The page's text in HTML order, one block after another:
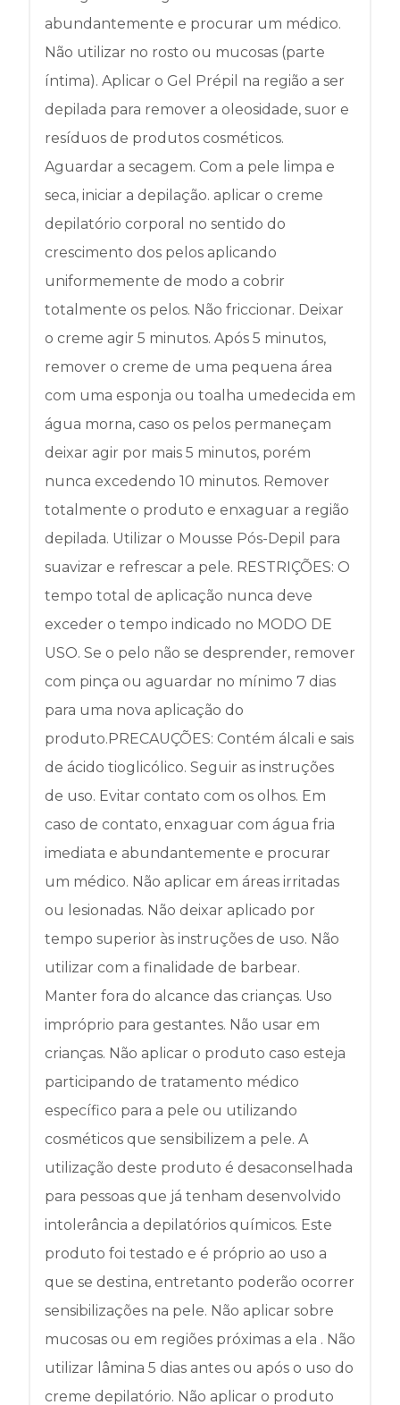
abundantemente e procurar um médico.
Não utilizar no rosto ou mucosas (parte
íntima). Aplicar o Gel Prépil na região a ser
depilada para remover a oleosidade, suor e
resíduos de produtos cosméticos.
Aguardar a secagem. Com a pele limpa e
seca, iniciar a depilação. aplicar o creme
depilatório corporal no sentido do
crescimento dos pelos aplicando
uniformemente de modo a cobrir
totalmente os pelos. Não friccionar. Deixar
o creme agir 5 minutos. Após 5 minutos,
remover o creme de uma pequena área
com uma esponja ou toalha umedecida em
água morna, caso os pelos permaneçam
deixar agir por mais 5 minutos, porém
nunca excedendo 10 minutos. Remover
totalmente o produto e enxaguar a região
depilada. Utilizar o Mousse Pós-Depil para
suavizar e refrescar a pele. RESTRIÇÕES: O
tempo total de aplicação nunca deve
exceder o tempo indicado no MODO DE
USO. Se o pelo não se desprender, remover
com pinça ou aguardar no mínimo 7 dias
para uma nova aplicação do
produto.PRECAUÇÕES: Contém álcali e sais
de ácido tioglicólico. Seguir as instruções
de uso. Evitar contato com os olhos. Em
caso de contato, enxaguar com água fria
imediata e abundantemente e procurar
um médico. Não aplicar em áreas irritadas
ou lesionadas. Não deixar aplicado por
tempo superior às instruções de uso. Não
utilizar com a finalidade de barbear.
Manter fora do alcance das crianças. Uso
impróprio para gestantes. Não usar em
crianças. Não aplicar o produto caso esteja
participando de tratamento médico
específico para a pele ou utilizando
cosméticos que sensibilizem a pele. A
utilização deste produto é desaconselhada
para pessoas que já tenham desenvolvido
intolerância a depilatórios químicos. Este
produto foi testado e é próprio ao uso a
que se destina, entretanto poderão ocorrer
sensibilizações na pele. Não aplicar sobre
mucosas ou em regiões próximas a ela . Não
utilizar lâmina 5 dias antes ou após o uso do
creme depilatório. Não aplicar o produto